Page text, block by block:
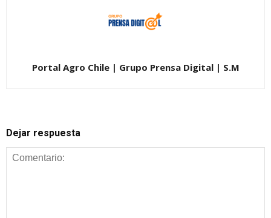
Portal Agro Chile | Grupo Prensa Digital | S.M
Dejar respuesta